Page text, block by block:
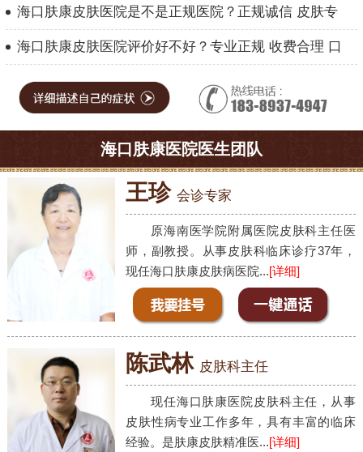
海口肤康皮肤医院是不是正规医院？正规诚信 皮肤专
海口肤康皮肤医院评价好不好？专业正规 收费合理 口
海口肤康医院医生团队
王珍 会诊专家
原海南医学院附属医院皮肤科主任医
师，副教授。从事皮肤科临床诊疗37年，
现任海口肤康皮肤病医院...[详细]
陈武林 皮肤科主任
现任海口肤康医院皮肤科主任，从事
皮肤性病专业工作多年，具有丰富的临床
经验。是肤康皮肤精准医...[详细]